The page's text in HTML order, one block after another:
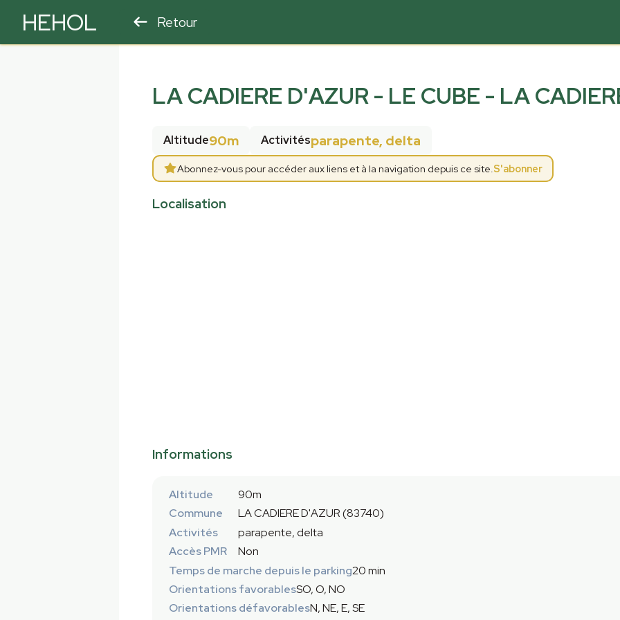
HEHOL Retour
LA CADIERE D'AZUR - LE CUBE - LA
Altitude90m Activitésparapente, delta
Abonnez-vous pour accéder aux liens et à la navigation depuis ce site.S'abonner
Localisation
Informations
Altitude
90m
Commune
LA CADIERE D'AZUR (83740)
Activités
parapente, delta
Accès PMR
Non
Temps de marche depuis le parking20 min
Orientations favorablesSO, O, NO
Orientations défavorablesN, NE, E, SE